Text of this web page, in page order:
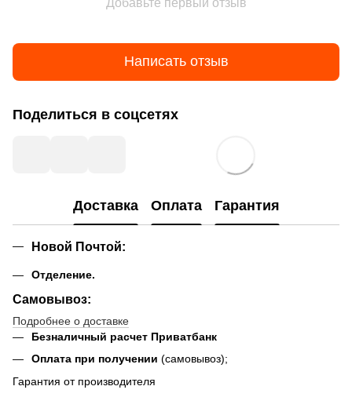
Написать отзыв
Поделиться в соцсетях
Доставка Оплата Гарантия
Новой Почтой:
Отделение.
Самовывоз:
Подробнее о доставке
Безналичный расчет Приватбанк
Оплата при получении (самовывоз);
Гарантия от производителя